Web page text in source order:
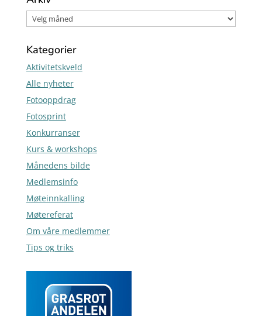
Kategorier
Aktivitetskveld
Alle nyheter
Fotooppdrag
Fotosprint
Konkurranser
Kurs & workshops
Månedens bilde
Medlemsinfo
Møteinnkalling
Møtereferat
Om våre medlemmer
Tips og triks